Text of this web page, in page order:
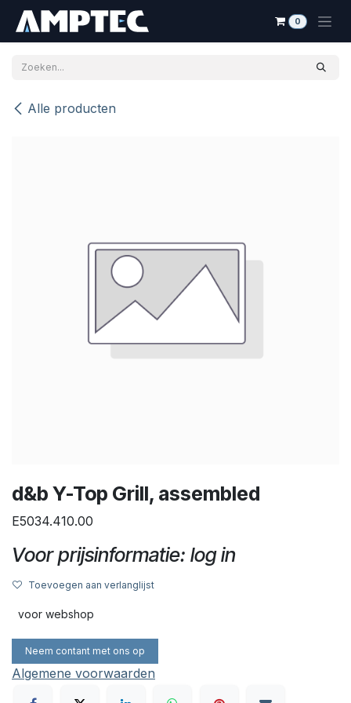
0
Alle producten
d&b Y-Top Grill, assembled
E5034.410.00
Voor prijsinformatie: log in
Toevoegen aan verlanglijst
voor webshop
Neem contant met ons op
Algemene voorwaarden